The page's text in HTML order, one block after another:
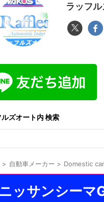
ラッフ
ルズオート内 検索
> 自動車メーカー > Domestic
ニッサンシー